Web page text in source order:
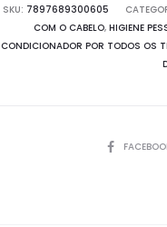
SKU: 7897689300605
COM O CABELO, HIGIENE
CONDICIONADOR POR TODOS OS
SHARE